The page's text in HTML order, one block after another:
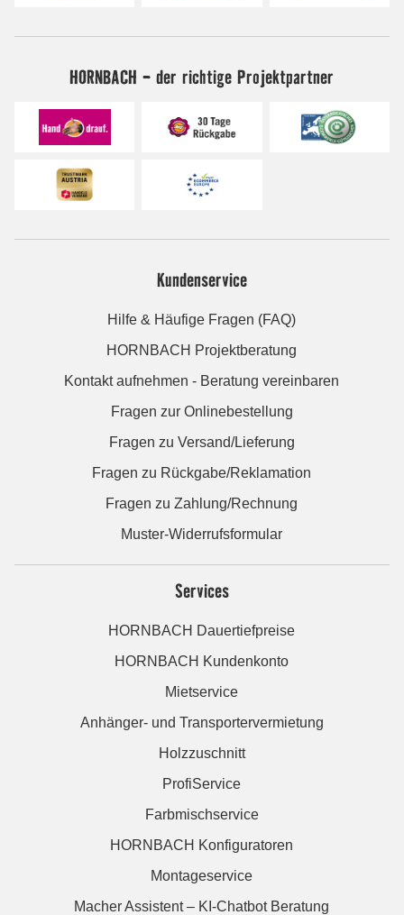
HORNBACH - der richtige Projektpartner
Kundenservice
Hilfe & Häufige Fragen (FAQ)
HORNBACH Projektberatung
Kontakt aufnehmen - Beratung vereinbaren
Fragen zur Onlinebestellung
Fragen zu Versand/Lieferung
Fragen zu Rückgabe/Reklamation
Fragen zu Zahlung/Rechnung
Muster-Widerrufsformular
Services
HORNBACH Dauertiefpreise
HORNBACH Kundenkonto
Mietservice
Anhänger- und Transportervermietung
Holzzuschnitt
ProfiService
Farbmischservice
HORNBACH Konfiguratoren
Montageservice
Macher Assistent – KI-Chatbot Beratung